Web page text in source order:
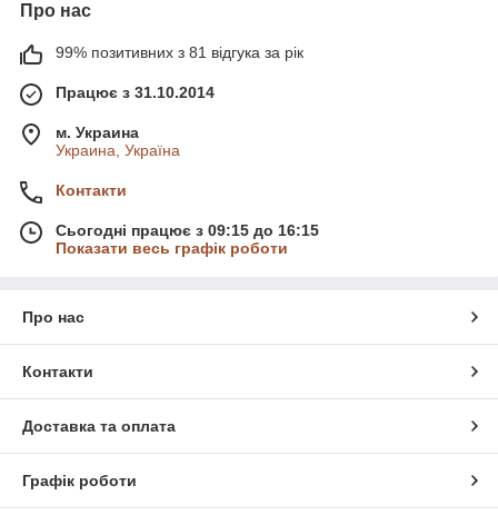
Про нас
99% позитивних з 81 відгука за рік
Працює з 31.10.2014
м. Украина
Украина, Україна
Контакти
Сьогодні працює з 09:15 до 16:15
Показати весь графік роботи
Про нас
Контакти
Доставка та оплата
Графік роботи